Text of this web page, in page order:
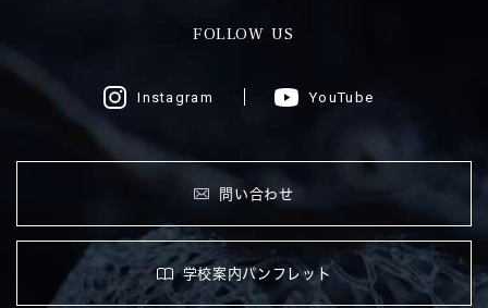
FOLLOW US
Instagram YouTube
問い合わせ
学校案内パンフレット